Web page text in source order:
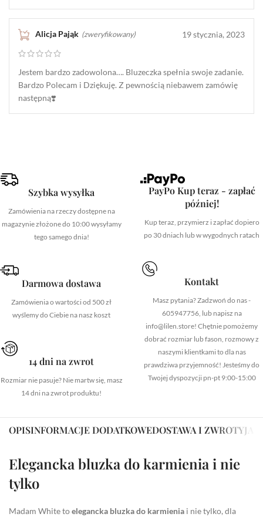
Alicja Pająk (zweryfikowany) 19 stycznia, 2023
Jestem bardzo zadowolona…. Bluzeczka spełnia swoje zadanie.
Bardzo Polecam i Dziękuję. Z pewnością niebawem zamówię
następną❣️
Szybka wysyłka
Zamówienia na rzeczy dostępne na
magazynie złożone do 10:00 wysyłamy
tego samego dnia!
Darmowa dostawa
Zamówienia o wartości od 500 zł
wyślemy do Ciebie na nasz koszt
14 dni na zwrot
Rozmiar nie pasuje? Nie martw się, masz
14 dni na zwrot produktu!
PayPo Kup teraz - zapłać
później!
Kup teraz, przymierz i zapłać dopiero
po 30 dniach lub w wygodnych ratach
Kontakt
Masz pytania? Zadzwoń do nas -
605947756, lub napisz na
info@lilen.store! Chętnie pomożemy
dobrać rozmiar lub fason, rozmowy z
naszymi klientkami to dla nas
prawdziwa przyjemność! Jesteśmy do
Twojej dyspozycji pn-pt 9:00-15:00
OPISINFORMACJE DODATKOWEDOSTAWA I ZWROTY
Elegancka bluzka do karmienia i nie
tylko
Madam White toelegancka bluzka do karmienia i nie tylko, dla